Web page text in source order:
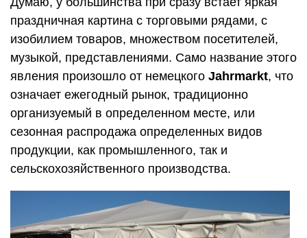
праздничная картина с торговыми рядами, с
изобилием товаров, множеством посетителей,
музыкой, представлениями. Само название этого
явления произошло от немецкого Jahrmarkt, что
означает ежегодный рынок, традиционно
организуемый в определенном месте, или
сезонная распродажа определенных видов
продукции, как промышленного, так и
сельскохозяйственного производства.